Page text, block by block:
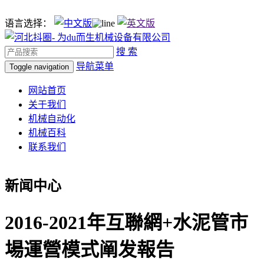
语言选择：
搜 索
Toggle navigation 导航菜单
网站首页
关于我们
机械自动化
机械百科
联系我们
新闻中心
2016-2021年互聯網+水泥管市
場運營模式阐发報告